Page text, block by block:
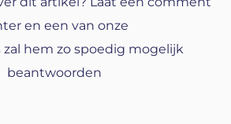
en een van onze
zal hem zo spoedig mogelijk
beantwoorden